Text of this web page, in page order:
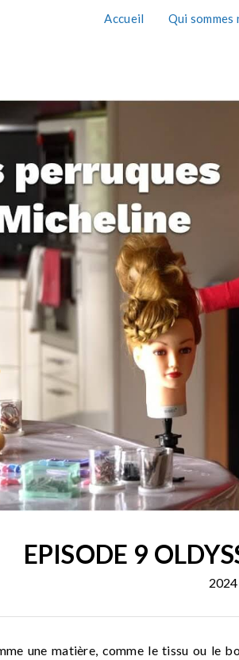
Accueil Qui sommes
EPISODE 9
une matière, comme le tissu ou le